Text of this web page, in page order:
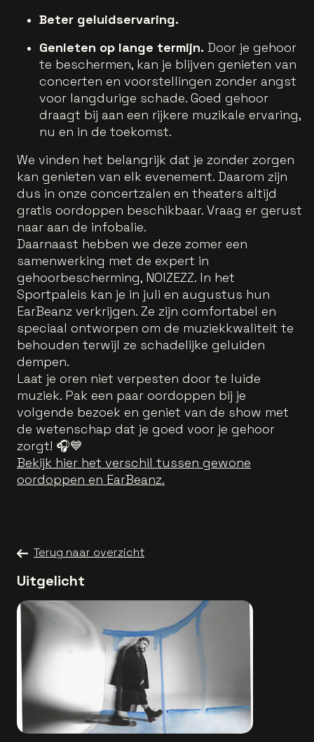
Beter geluidservaring.
Genieten op lange termijn. Door je gehoor
te beschermen, kan je blijven genieten van
concerten en voorstellingen zonder angst
voor langdurige schade. Goed gehoor
draagt bij aan een rijkere muzikale ervaring,
nu en in de toekomst.
We vinden het belangrijk dat je zonder zorgen
kan genieten van elk evenement. Daarom zijn
dus in onze concertzalen en theaters altijd
gratis oordoppen beschikbaar. Vraag er gerust
naar aan de infobalie.
Daarnaast hebben we deze zomer een
samenwerking met de expert in
gehoorbescherming, NOIZEZZ. In het
Sportpaleis kan je in juli en augustus hun
EarBeanz verkrijgen. Ze zijn comfortabel en
speciaal ontworpen om de muziekkwaliteit te
behouden terwijl ze schadelijke geluiden
dempen.
Laat je oren niet verpesten door te luide
muziek. Pak een paar oordoppen bij je
volgende bezoek en geniet van de show met
de wetenschap dat je goed voor je gehoor
zorgt! 🎧💙
Bekijk hier het verschil tussen gewone
oordoppen en EarBeanz.
Terug naar overzicht
Uitgelicht